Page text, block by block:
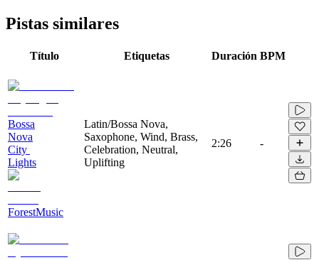
Pistas similares
Título Etiquetas Duración BPM
Bossa
Nova
City ​​
Lights
ForestMusic
Latin/Bossa Nova,
Saxophone, Wind, Brass,
Celebration, Neutral,
Uplifting
2:26 -